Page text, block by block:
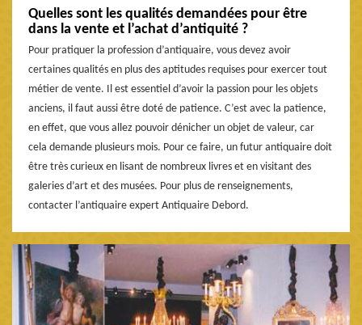
Quelles sont les qualités demandées pour être
dans la vente et l’achat d’antiquité ?
Pour pratiquer la profession d’antiquaire, vous devez avoir
certaines qualités en plus des aptitudes requises pour exercer tout
métier de vente. Il est essentiel d’avoir la passion pour les objets
anciens, il faut aussi être doté de patience. C’est avec la patience,
en effet, que vous allez pouvoir dénicher un objet de valeur, car
cela demande plusieurs mois. Pour ce faire, un futur antiquaire doit
être très curieux en lisant de nombreux livres et en visitant des
galeries d’art et des musées. Pour plus de renseignements,
contacter l’antiquaire expert Antiquaire Debord.